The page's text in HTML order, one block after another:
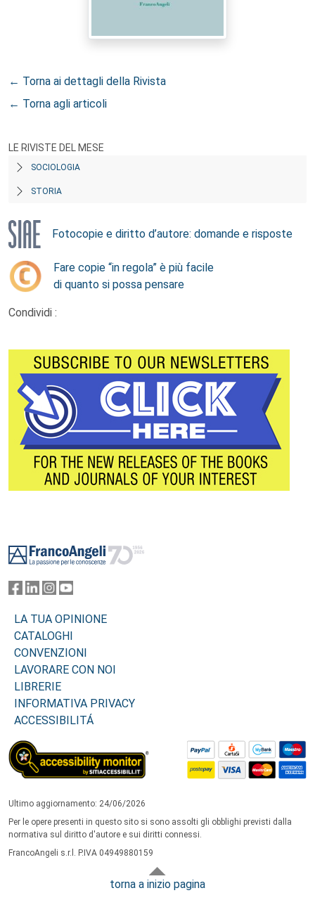
← Torna ai dettagli della Rivista
← Torna agli articoli
LE RIVISTE DEL MESE
SOCIOLOGIA
STORIA
Fotocopie e diritto d’autore: domande e risposte
Fare copie “in regola” è più facile
di quanto si possa pensare
Condividi :
LA TUA OPINIONE
CATALOGHI
CONVENZIONI
LAVORARE CON NOI
LIBRERIE
INFORMATIVA PRIVACY
ACCESSIBILITÁ
Ultimo aggiornamento: 24/06/2026
Per le opere presenti in questo sito si sono assolti gli obblighi previsti dalla
normativa sul diritto d'autore e sui diritti connessi.
FrancoAngeli s.r.l. P.IVA 04949880159
torna a inizio pagina